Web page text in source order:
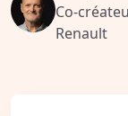
Co-
Renault